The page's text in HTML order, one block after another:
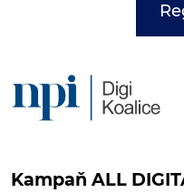
Kampaň ALL